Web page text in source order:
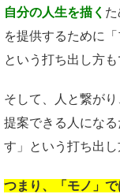
自分の人生を描く
を提供するために
という打ち出し方も
そして、人と繋が
提案できる人にな
す」という打ち出し
つまり、「モノ」